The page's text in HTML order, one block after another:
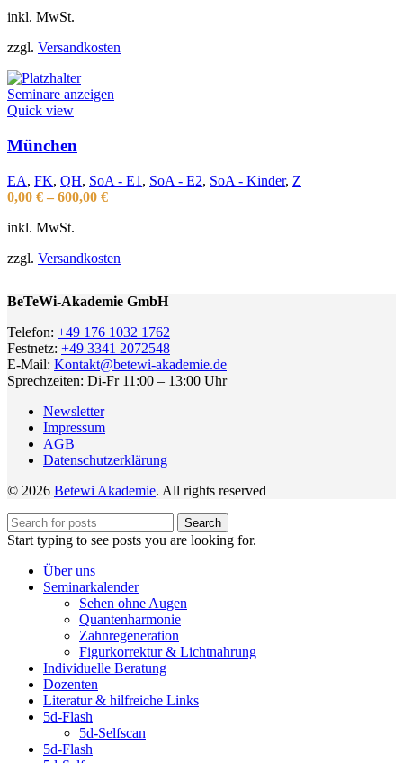
inkl. MwSt.
zzgl. Versandkosten
Seminare anzeigen
Quick view
München
EA, FK, QH, SoA - E1 , SoA - E2, SoA - Kinder, Z
0,00 € – 600,00 €
inkl. MwSt.
zzgl. Versandkosten
BeTeWi-Akademie GmbH
Telefon: +49 176 1032 1762
Festnetz: +49 3341 2072548
E-Mail: Kontakt@betewi-akademie.de
Sprechzeiten: Di-Fr 11:00 – 13:00 Uhr
Newsletter
Impressum
AGB
Datenschutzerklärung
© 2026 Betewi Akademie. All rights reserved
Search
Start typing to see posts you are looking for.
Über uns
Seminarkalender
Sehen ohne Augen
Quantenharmonie
Zahnregeneration
Figurkorrektur & Lichtnahrung
Individuelle Beratung
Dozenten
Literatur & hilfreiche Links
5d-Flash
5d-Selfscan
5d-Flash